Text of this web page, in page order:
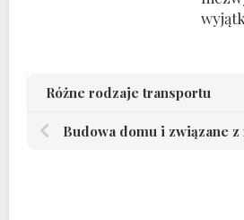
Różne rodzaje transportu
Budowa domu i związane z